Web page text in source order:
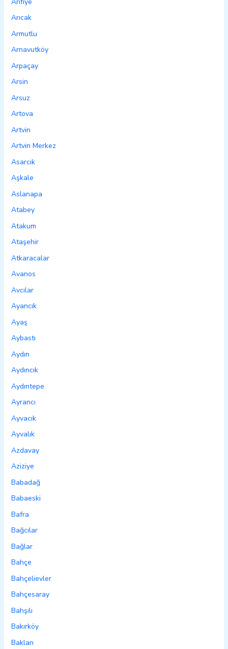
Arıcak
Armutlu
Arnavutköy
Arpaçay
Arsin
Arsuz
Artova
Artvin
Artvin Merkez
Asarcık
Aşkale
Aslanapa
Atabey
Atakum
Ataşehir
Atkaracalar
Avanos
Avcılar
Ayancık
Ayaş
Aybastı
Aydın
Aydıncık
Aydıntepe
Ayrancı
Ayvacık
Ayvalık
Azdavay
Aziziye
Babadağ
Babaeski
Bafra
Bağcılar
Bağlar
Bahçe
Bahçelievler
Bahçesaray
Bahşılı
Bakırköy
Baklan